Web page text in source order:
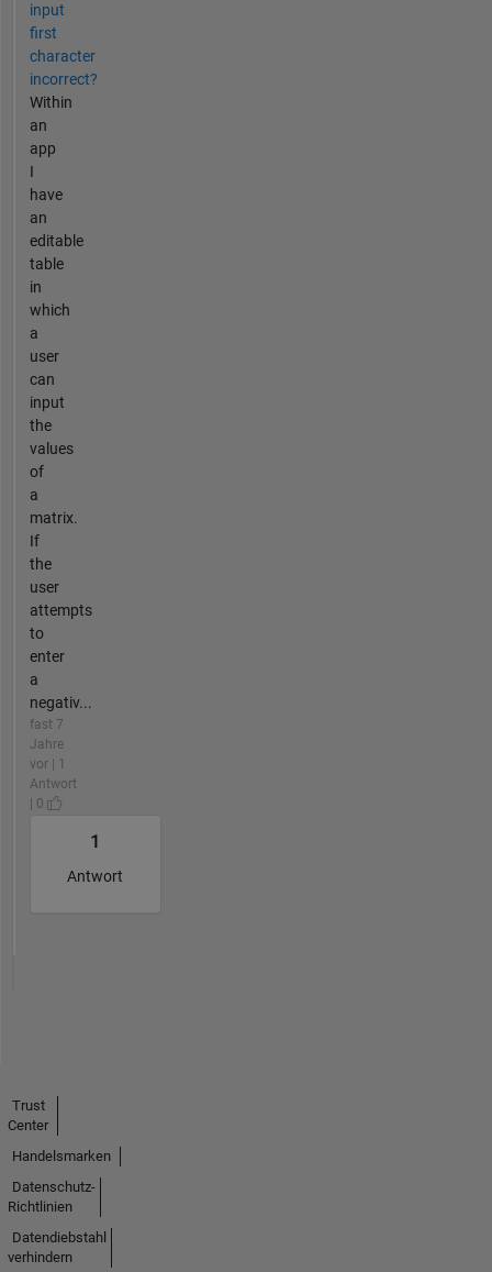
input
first
character
incorrect?
Within
an
app
I
have
an
editable
table
in
which
a
user
can
input
the
values
of
a
matrix.
If
the
user
attempts
to
enter
a
negativ...
fast 7
Jahre
vor | 1
Antwort
| 0
1
Antwort
Trust
Center
Handelsmarken
Datenschutz-
Richtlinien
Datendiebstahl
verhindern